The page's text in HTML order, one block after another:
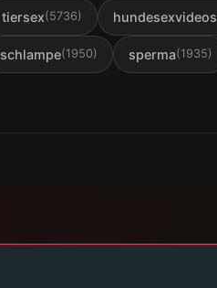
tiersex(5736) hundesexvideos
schlampe(1950) sperma(1935)